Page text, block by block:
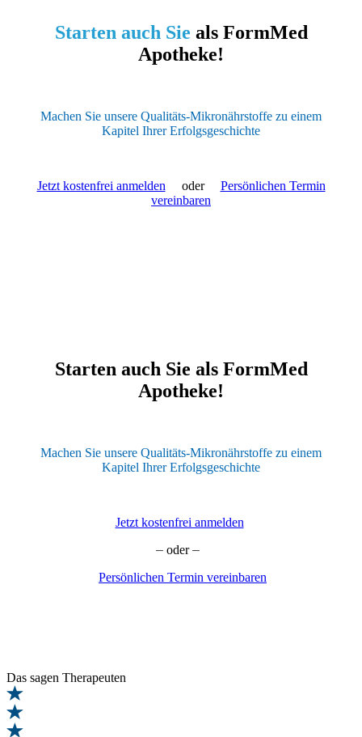
Starten auch Sie als FormMed
Apotheke!
Machen Sie unsere Qualitäts-Mikronährstoffe zu einem
Kapitel Ihrer Erfolgsgeschichte
Jetzt kostenfrei anmelden oder Persönlichen Termin
vereinbaren
Starten auch Sie als FormMed
Apotheke!
Machen Sie unsere Qualitäts-Mikronährstoffe zu einem
Kapitel Ihrer Erfolgsgeschichte
Jetzt kostenfrei anmelden
– oder–
Persönlichen Termin vereinbaren
Das sagen Therapeuten